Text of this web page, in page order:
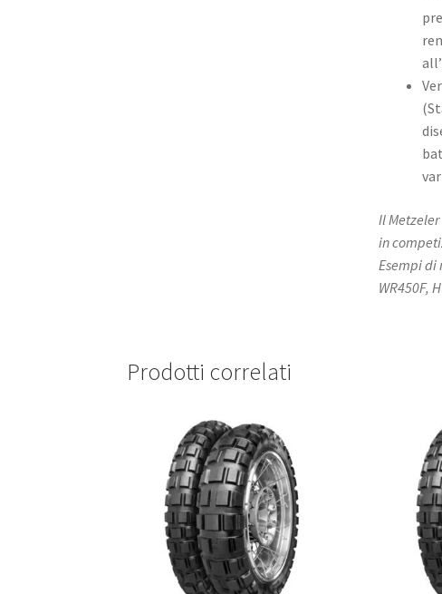
Il
in
Esempi di
WR450F,
Prodotti correlati